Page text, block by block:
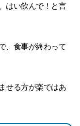
はい飲んで！と言
、食事が終わって
せる方が楽ではあ